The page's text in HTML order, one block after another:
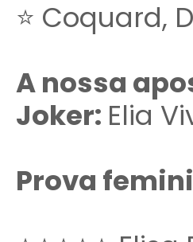
⭐ Coquard,
A nossa
Joker: Elia
Prova